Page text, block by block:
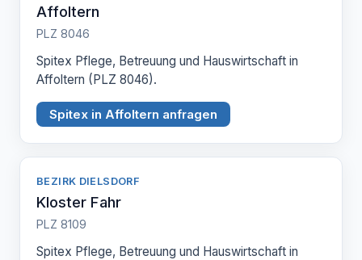
Affoltern
PLZ 8046
Spitex Pflege, Betreuung und Hauswirtschaft in
Affoltern (PLZ 8046).
Spitex in Affoltern anfragen
BEZIRK DIELSDORF
Kloster Fahr
PLZ 8109
Spitex Pflege, Betreuung und Hauswirtschaft in